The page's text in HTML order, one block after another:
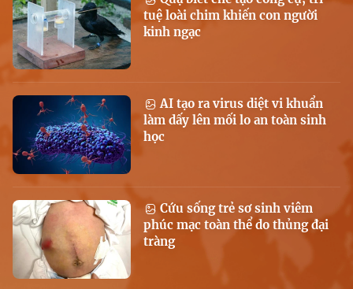
tuệ loài chim khiến con người
kinh ngạc
AI tạo ra virus diệt vi khuẩn
làm dấy lên mối lo an toàn sinh
học
Cứu sống trẻ sơ sinh viêm
phúc mạc toàn thể do thủng đại
tràng